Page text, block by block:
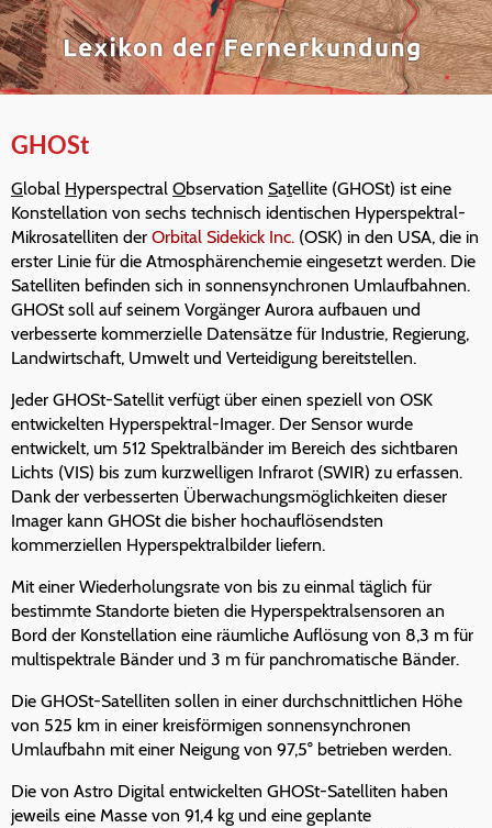
GHOSt
Global Hyperspectral Observation Satellite (GHOSt) ist eine
Konstellation von sechs technisch identischen Hyperspektral-
Mikrosatelliten der Orbital Sidekick Inc. (OSK) in den USA, die in
erster Linie für die Atmosphärenchemie eingesetzt werden. Die
Satelliten befinden sich in sonnensynchronen Umlaufbahnen.
GHOSt soll auf seinem Vorgänger Aurora aufbauen und
verbesserte kommerzielle Datensätze für Industrie, Regierung,
Landwirtschaft, Umwelt und Verteidigung bereitstellen.
Jeder GHOSt-Satellit verfügt über einen speziell von OSK
entwickelten Hyperspektral-Imager. Der Sensor wurde
entwickelt, um 512 Spektralbänder im Bereich des sichtbaren
Lichts (VIS) bis zum kurzwelligen Infrarot (SWIR) zu erfassen.
Dank der verbesserten Überwachungsmöglichkeiten dieser
Imager kann GHOSt die bisher hochauflösendsten
kommerziellen Hyperspektralbilder liefern.
Mit einer Wiederholungsrate von bis zu einmal täglich für
bestimmte Standorte bieten die Hyperspektralsensoren an
Bord der Konstellation eine räumliche Auflösung von 8,3 m für
multispektrale Bänder und 3 m für panchromatische Bänder.
Die GHOSt-Satelliten sollen in einer durchschnittlichen Höhe
von 525 km in einer kreisförmigen sonnensynchronen
Umlaufbahn mit einer Neigung von 97,5° betrieben werden.
Die von Astro Digital entwickelten GHOSt-Satelliten haben
jeweils eine Masse von 91,4 kg und eine geplante